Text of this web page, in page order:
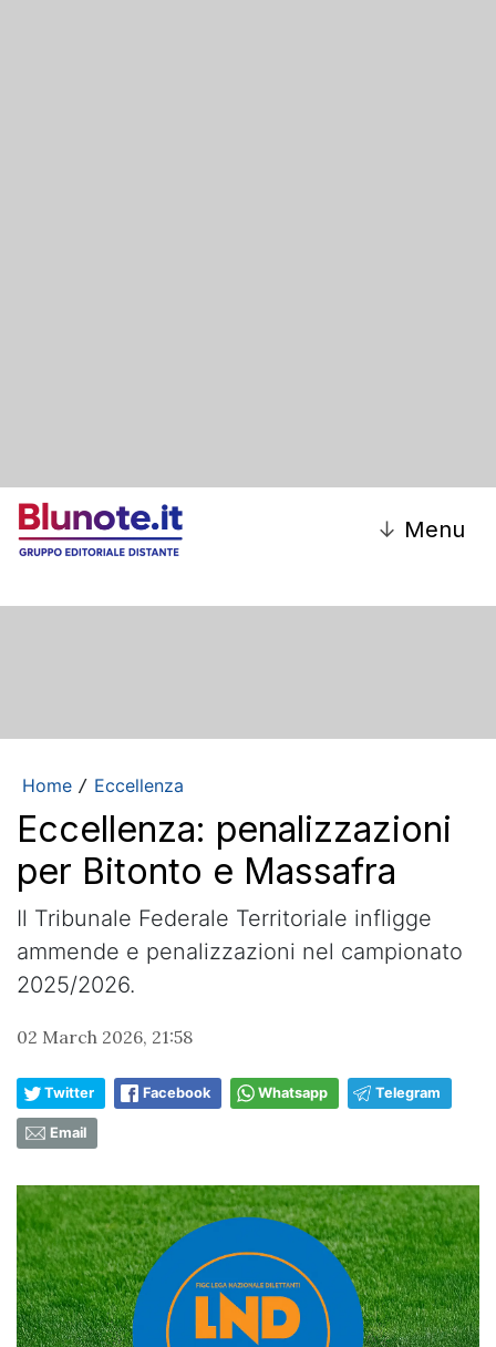
↓ Menu
Home / Eccellenza
Eccellenza: penalizzazioni
per Bitonto e Massafra
Il Tribunale Federale Territoriale infligge
ammende e penalizzazioni nel campionato
2025/2026.
02 March 2026, 21:58
Twitter Facebook Whatsapp Telegram
Email